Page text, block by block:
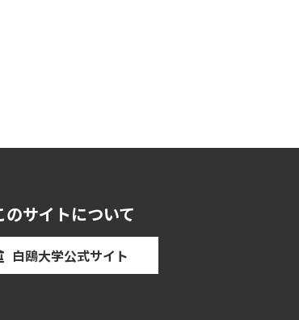
のサイトについて
白鴎大学公式サイト